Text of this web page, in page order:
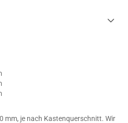
mm, je nach Kastenquerschnitt. Wir